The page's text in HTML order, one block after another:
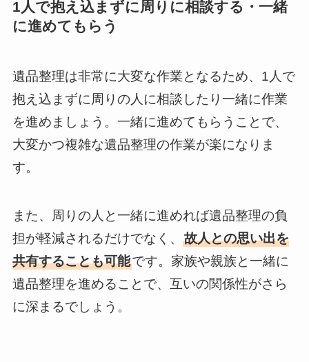
1人で抱え込まずに周りに相談する・一緒
に進めてもらう
遺品整理は非常に大変な作業となるため、1人で
抱え込まずに周りの人に相談したり一緒に作業
を進めましょう。一緒に進めてもらうことで、
大変かつ複雑な遺品整理の作業が楽になりま
す。
また、周りの人と一緒に進めれば遺品整理の負
担が軽減されるだけでなく、 故人との思い出を
共有することも可能です。家族や親族と一緒に
遺品整理を進めることで、互いの関係性がさら
に深まるでしょう。